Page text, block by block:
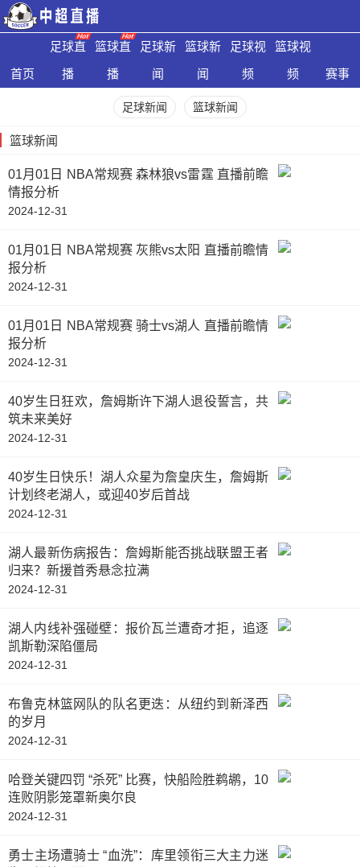
首页
足球直
播
篮球直
播
足球新
闻
篮球新
闻
足球视
频
篮球视
频
赛事
足球新闻 篮球新闻
篮球新闻
01月01日 NBA常规赛 森林狼vs雷霆 直播前瞻
情报分析
2024-12-31
01月01日 NBA常规赛 灰熊vs太阳 直播前瞻情
报分析
2024-12-31
01月01日 NBA常规赛 骑士vs湖人 直播前瞻情
报分析
2024-12-31
40岁生日狂欢，詹姆斯许下湖人退役誓言，共
筑未来美好
2024-12-31
40岁生日快乐！湖人众星为詹皇庆生，詹姆斯
计划终老湖人，或迎40岁后首战
2024-12-31
湖人最新伤病报告：詹姆斯能否挑战联盟王者
归来？新援首秀悬念拉满
2024-12-31
湖人内线补强碰壁：报价瓦兰遭奇才拒，追逐
凯斯勒深陷僵局
2024-12-31
布鲁克林篮网队的队名更迭：从纽约到新泽西
的岁月
2024-12-31
哈登关键四罚 “杀死” 比赛，快船险胜鹈鹕，10
连败阴影笼罩新奥尔良
2024-12-31
勇士主场遭骑士 “血洗”：库里领衔三大主力迷